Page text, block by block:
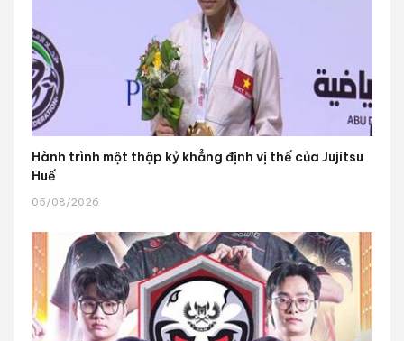
Hành trình một thập kỷ khẳng định vị thế của Jujitsu
Huế
05/08/2026